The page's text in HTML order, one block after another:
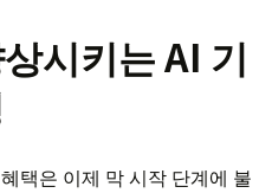
시키는 AI 기
택은 이제 막 시작 단계에 불